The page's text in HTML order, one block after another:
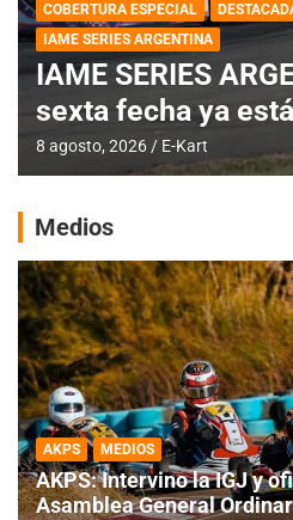
COBERTURA ESPECIAL
IAME SERIES ARGENTINA
IAME SERIES
sexta fecha ya
8 agosto, 2026 E-Kart
Medios
AKPS MEDIOS
AKPS: Intervino la IGJ y
Asamblea General